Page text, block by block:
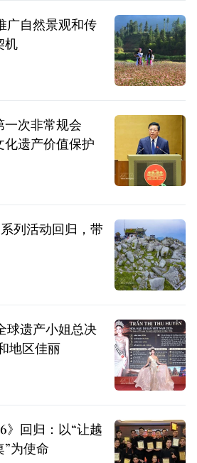
广自然景观和传
机
一次非常规会
遗产价值保护
列活动回归，带
球遗产小姐总决
地区佳丽
》回归：以“让越
为使命